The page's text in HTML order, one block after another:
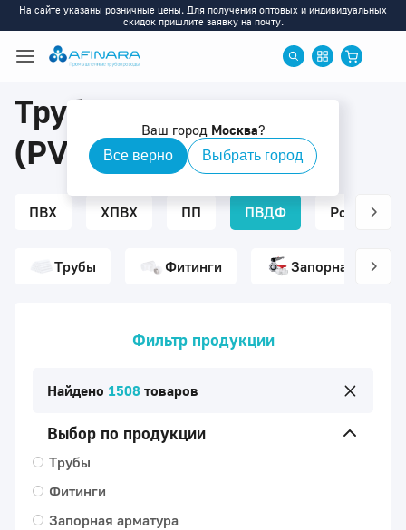
На сайте указаны розничные цены. Для получения оптовых и индивидуальных
скидок пришлите заявку на почту.
Ваш город Москва?
Все верно Выбрать город
Трубопроводы ПВДФ
(PVDF)
ПВХ ХПВХ ПП ПВДФ Ротаметры
Трубы Фитинги Запорная
Фильтр продукции
Найдено 1508 товаров
Выбор по продукции
Трубы
Фитинги
Запорная арматура